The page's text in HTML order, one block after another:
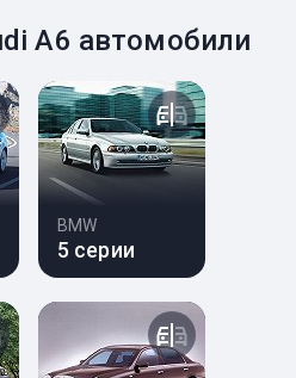
A6 автомобили
BMW
5 серии